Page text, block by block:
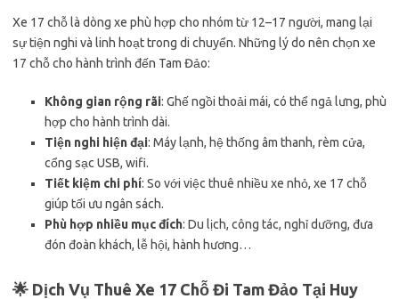
Xe 17 chỗ là dòng xe phù hợp cho nhóm từ 12–17 người, mang lại
sự tiện nghi và linh hoạt trong di chuyển. Những lý do nên chọn xe
17 chỗ cho hành trình đến Tam Đảo:
Không gian rộng rãi: Ghế ngồi thoải mái, có thể ngả lưng, phù
hợp cho hành trình dài.
Tiện nghi hiện đại: Máy lạnh, hệ thống âm thanh, rèm cửa,
cổng sạc USB, wifi.
Tiết kiệm chi phí: So với việc thuê nhiều xe nhỏ, xe 17 chỗ
giúp tối ưu ngân sách.
Phù hợp nhiều mục đích: Du lịch, công tác, nghỉ dưỡng, đưa
đón đoàn khách, lễ hội, hành hương…
🌟 Dịch Vụ Thuê Xe 17 Chỗ Đi Tam Đảo Tại Huy